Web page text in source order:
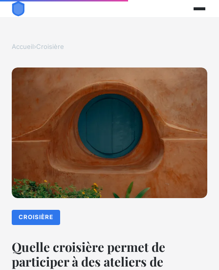
Accueil›Croisière
CROISIÈRE
Quelle croisière permet de
participer à des ateliers de